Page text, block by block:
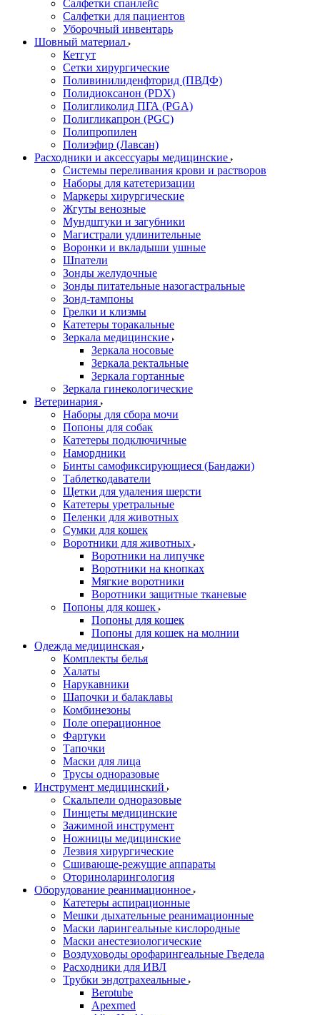
Салфетки спанлейс
Салфетки для пациентов
Уборочный инвентарь
Шовный материал
Кетгут
Сетки хирургические
Поливинилиденфторид (ПВДФ)
Полидиоксанон (PDX)
Полигликолид ПГА (PGA)
Полигликапрон (PGC)
Полипропилен
Полиэфир (Лавсан)
Расходники и аксессуары медицинские
Системы переливания крови и растворов
Наборы для катетеризации
Маркеры хирургические
Жгуты венозные
Мундштуки и загубники
Магистрали удлинительные
Воронки и вкладыши ушные
Шпатели
Зонды желудочные
Зонды питательные назогастральные
Зонд-тампоны
Грелки и клизмы
Катетеры торакальные
Зеркала медицинские
Зеркала носовые
Зеркала ректальные
Зеркала гортанные
Зеркала гинекологические
Ветеринария
Наборы для сбора мочи
Попоны для собак
Катетеры подключичные
Намордники
Бинты самофиксирующиеся (Бандажи)
Таблеткодаватели
Щетки для удаления шерсти
Катетеры уретральные
Пеленки для животных
Сумки для кошек
Воротники для животных
Воротники на липучке
Воротники на кнопках
Мягкие воротники
Воротники защитные тканевые
Попоны для кошек
Попоны для кошек
Попоны для кошек на молнии
Одежда медицинская
Комплекты белья
Халаты
Нарукавники
Шапочки и балаклавы
Комбинезоны
Поле операционное
Фартуки
Тапочки
Маски для лица
Трусы одноразовые
Инструмент медицинский
Скальпели одноразовые
Пинцеты медицинские
Зажимной инструмент
Ножницы медицинские
Лезвия хирургические
Сшивающе-режущие аппараты
Оториноларингология
Оборудование реанимационное
Катетеры аспирационные
Мешки дыхательные реанимационные
Маски ларингеальные кислородные
Маски анестезиологические
Воздуховоды орофарингеальные Гведела
Расходники для ИВЛ
Трубки эндотрахеальные
Berotube
Apexmed